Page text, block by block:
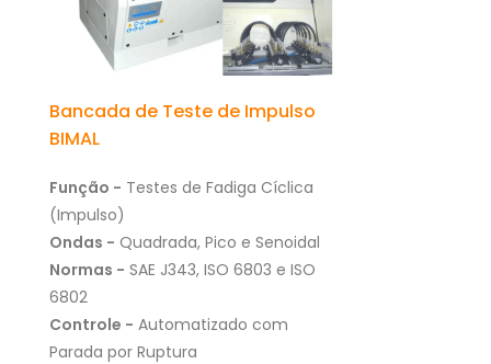
Bancada de Teste de Impulso
BIMAL
Função - Testes de Fadiga Cíclica
(Impulso)
Ondas - Quadrada, Pico e Senoidal
Normas - SAE J343, ISO 6803 e ISO
6802
Controle - Automatizado com
Parada por Ruptura